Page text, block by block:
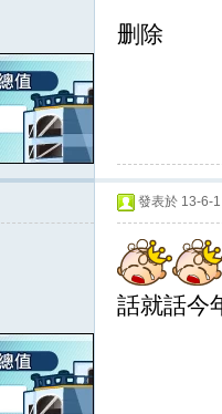
删除
發表於 13-6-
話就話今